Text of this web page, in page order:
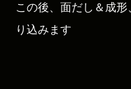
この後、面だし＆成
り込みます